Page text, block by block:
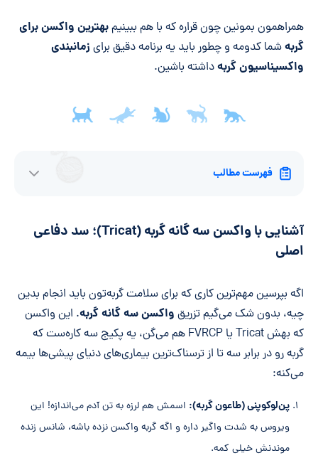
همراهمون بمونین چون قراره که با هم ببینیمبهترین واکسن برای
گربهشما کدومه و چطور باید یه برنامه دقیق برای زمانبندی
واکسیناسیون گربهداشته باشین.
فهرست مطالب
آشنایی با واکسن سه گانه گربه (Tricat)؛ سد دفاعی
اصلی
اگه بپرسین مهم‌ترین کاری که برای سلامت گربه‌تون باید انجام بدین
چیه، بدون شک می‌گیم تزریق واکسن سه گانه گربه. این واکسن
که بهش Tricat یا FVRCP هم می‌گن، یه پکیج سه کاره‌ست که
گربه رو در برابر سه تا از ترسناک‌ترین بیماری‌های دنیای پیشی‌ها بیمه
می‌کنه:
پن‌لوکوپنی (طاعون گربه): اسمش هم لرزه به تن آدم می‌اندازه! این
ویروس به شدت واگیر داره و اگه گربه واکسن نزده باشه، شانس زنده
موندنش خیلی کمه.